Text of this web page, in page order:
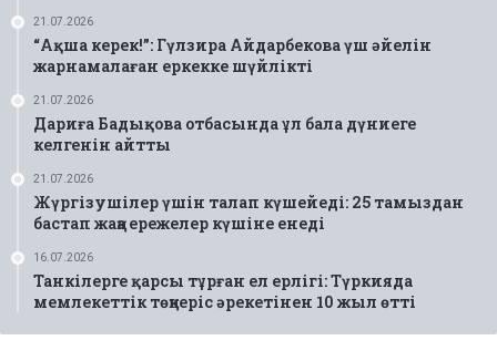
21.07.2026
“Ақша керек!”: Гүлзира Айдарбекова үш әйелін
жарнамалаған еркекке шүйлікті
21.07.2026
Дариға Бадықова отбасында ұл бала дүниеге
келгенін айтты
21.07.2026
Жүргізушілер үшін талап күшейеді: 25 тамыздан
бастап жаңа ережелер күшіне енеді
16.07.2026
Танкілерге қарсы тұрған ел ерлігі: Түркияда
мемлекеттік төңкеріс әрекетінен 10 жыл өтті